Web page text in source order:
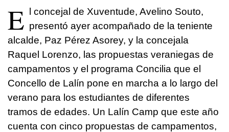
E l concejal de Xuventude, Avelino Souto,
presentó ayer acompañado de la teniente
alcalde, Paz Pérez Asorey, y la concejala
Raquel Lorenzo, las propuestas veraniegas de
campamentos y el programa Concilia que el
Concello de Lalín pone en marcha a lo largo del
verano para los estudiantes de diferentes
tramos de edades. Un Lalín Camp que este año
cuenta con cinco propuestas de campamentos,